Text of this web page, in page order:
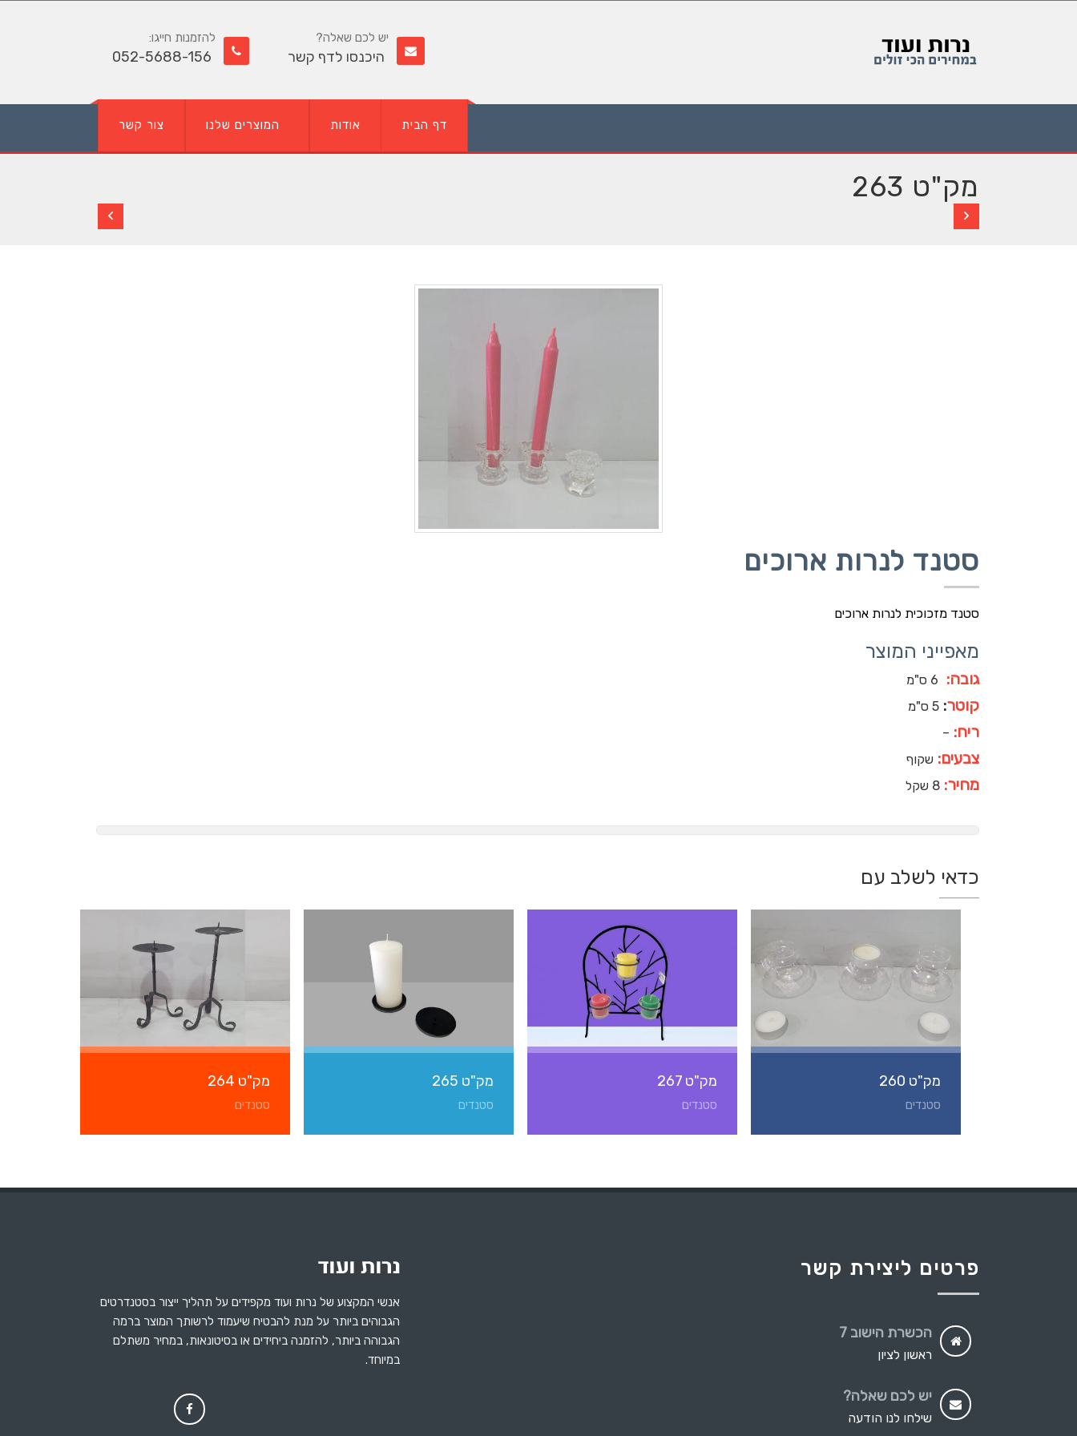
להזמנות חייגו:
052-5688-156
יש לכם שאלה?
היכנסו לדף קשר
דף הבית אודות המוצרים שלנו צור קשר
מק"ט 263
סטנד לנרות ארוכים
סטנד מזכוכית לנרות ארוכים
מאפייני המוצר
גובה: 6 ס"מ
קוטר: 5 ס"מ
ריח: –
צבעים: שקוף
מחיר: 8 שקל
כדאי לשלב עם
מק"ט 264
סטנדים
מק"ט 265
סטנדים
מק"ט 267
סטנדים
מק"ט 260
סטנדים
אנשי המקצוע של נרות ועוד מקפידים על תהליך ייצור בסטנדרטים
הגבוהים ביותר על מנת להבטיח שיעמוד לרשותך המוצר ברמה
הגבוהה ביותר, להזמנה ביחידים או בסיטונאות, במחיר משתלם
במיוחד.
פרטים ליצירת קשר
הכשרת הישוב 7
ראשון לציון
יש לכם שאלה?
שילחו לנו הודעה